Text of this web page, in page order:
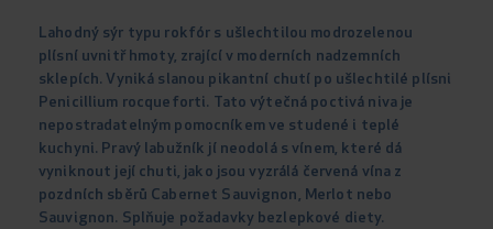
Lahodný sýr typu rokfór s ušlechtilou modrozelenou
plísní uvnitř hmoty, zrající v moderních nadzemních
sklepích. Vyniká slanou pikantní chutí po ušlechtilé plísni
Penicillium rocqueforti. Tato výtečná poctivá niva je
nepostradatelným pomocníkem ve studené i teplé
kuchyni. Pravý labužník jí neodolá s vínem, které dá
vyniknout její chuti, jako jsou vyzrálá červená vína z
pozdních sběrů Cabernet Sauvignon, Merlot nebo
Sauvignon. Splňuje požadavky bezlepkové diety.